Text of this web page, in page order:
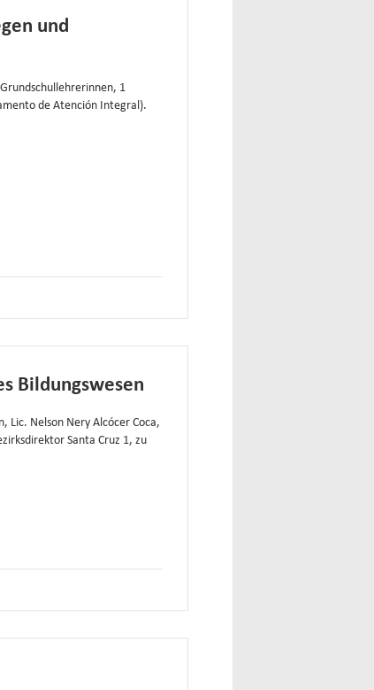
und
1
de Atención Integral).
Bildungswesen
Lic. Nelson Nery Alcócer Coca,
Santa Cruz 1, zu